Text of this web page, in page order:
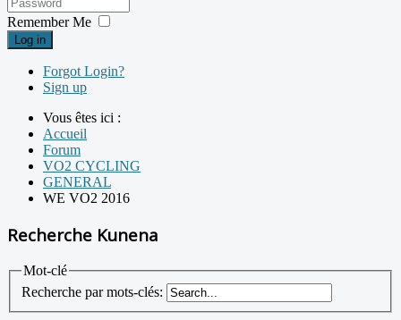
Remember Me
Log in
Forgot Login?
Sign up
Vous êtes ici :
Accueil
Forum
VO2 CYCLING
GENERAL
WE VO2 2016
Recherche Kunena
Mot-clé
Recherche par mots-clés: